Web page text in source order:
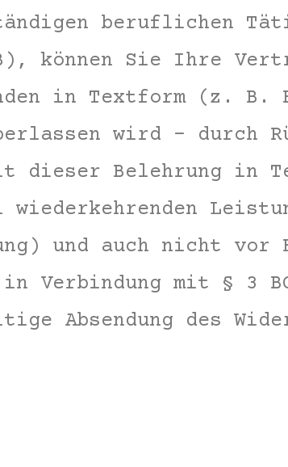
beruflichen
können Sie Ihre
in Textform (z.
wird – durch
dieser Belehrung in
wiederkehrenden
und auch nicht vor
Verbindung mit § 3
Absendung des